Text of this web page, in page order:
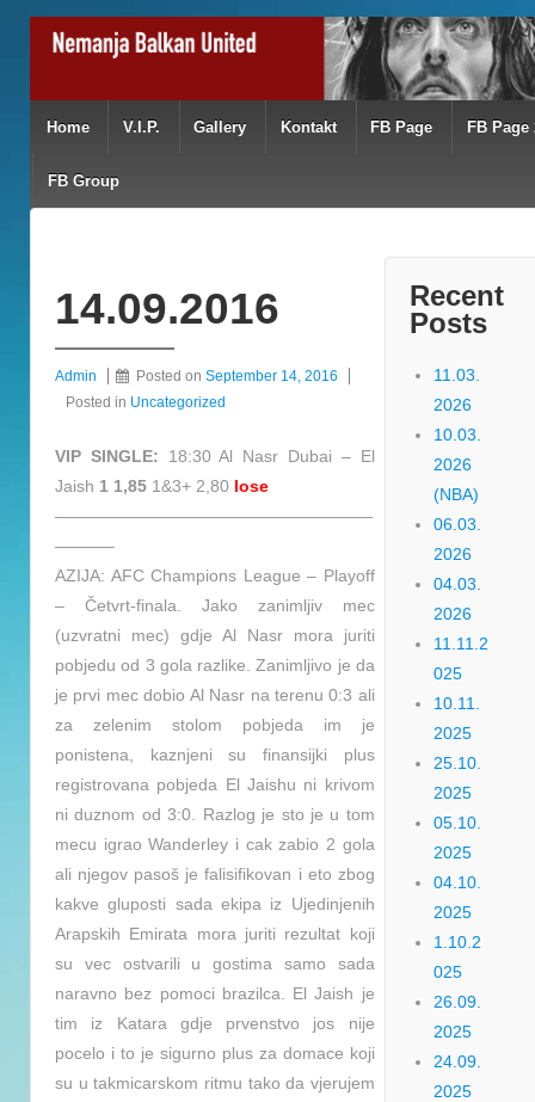
Home V.I.P. Gallery Kontakt FB Page FB Page
FB Group
14.09.2016
Admin Posted on September 14, 2016
Posted in Uncategorized
VIP SINGLE: 18:30 Al Nasr Dubai – El
Jaish 1 1,85 1&3+ 2,80 lose
———————————————————
———–
AZIJA: AFC Champions League – Playoff
– Četvrt-finala. Jako zanimljiv mec
(uzvratni mec) gdje Al Nasr mora juriti
pobjedu od 3 gola razlike. Zanimljivo je da
je prvi mec dobio Al Nasr na terenu 0:3 ali
za zelenim stolom pobjeda im je
ponistena, kaznjeni su finansijki plus
registrovana pobjeda El Jaishu ni krivom
ni duznom od 3:0. Razlog je sto je u tom
mecu igrao Wanderley i cak zabio 2 gola
ali njegov pasoš je falisifikovan i eto zbog
kakve gluposti sada ekipa iz Ujedinjenih
Arapskih Emirata mora juriti rezultat koji
su vec ostvarili u gostima samo sada
naravno bez pomoci brazilca. El Jaish je
tim iz Katara gdje prvenstvo jos nije
pocelo i to je sigurno plus za domace koji
su u takmicarskom ritmu tako da vjerujem
Recent
Posts
11.03.
2026
10.03.
2026
(NBA)
06.03.
2026
04.03.
2026
11.11.2
025
10.11.
2025
25.10.
2025
05.10.
2025
04.10.
2025
1.10.2
025
26.09.
2025
24.09.
2025